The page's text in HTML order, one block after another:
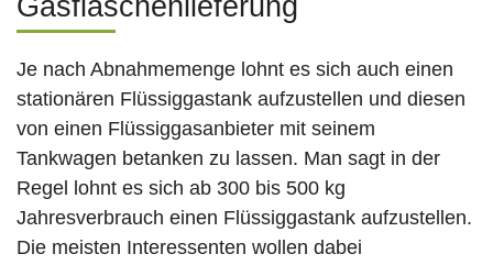
Gasflaschenlieferung
Je nach Abnahmemenge lohnt es sich auch einen
stationären Flüssiggastank aufzustellen und diesen
von einen Flüssiggasanbieter mit seinem
Tankwagen betanken zu lassen. Man sagt in der
Regel lohnt es sich ab 300 bis 500 kg
Jahresverbrauch einen Flüssiggastank aufzustellen.
Die meisten Interessenten wollen dabei